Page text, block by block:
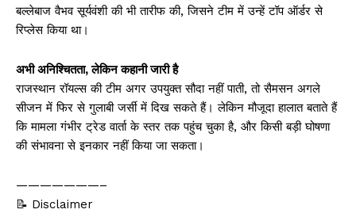
बल्लेबाज वैभव सूर्यवंशी की भी तारीफ की, जिसने टीम में उन्हें टॉप ऑर्डर से
रिप्लेस किया था।
अभी अनिश्चितता, लेकिन कहानी जारी है
राजस्थान रॉयल्स की टीम अगर उपयुक्त सौदा नहीं पाती, तो सैमसन अगले
सीजन में फिर से गुलाबी जर्सी में दिख सकते हैं। लेकिन मौजूदा हालात बताते हैं
कि मामला गंभीर ट्रेड वार्ता के स्तर तक पहुंच चुका है, और किसी बड़ी घोषणा
की संभावना से इनकार नहीं किया जा सकता।
———————–
📝 Disclaimer